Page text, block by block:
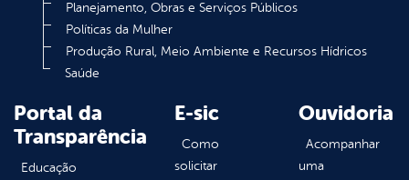
Planejamento, Obras e Serviços Públicos
Políticas da Mulher
Produção Rural, Meio Ambiente e Recursos Hídricos
Saúde
Portal da
Transparência
Educação
E-sic
Como
solicitar
Ouvidoria
Acompanhar
uma